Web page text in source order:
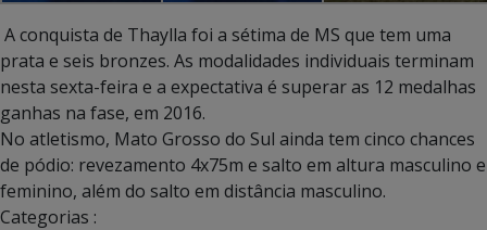
A conquista de Thaylla foi a sétima de MS que tem uma
prata e seis bronzes. As modalidades individuais terminam
nesta sexta-feira e a expectativa é superar as 12 medalhas
ganhas na fase, em 2016.
No atletismo, Mato Grosso do Sul ainda tem cinco chances
de pódio: revezamento 4x75m e salto em altura masculino e
feminino, além do salto em distância masculino.
Categorias :